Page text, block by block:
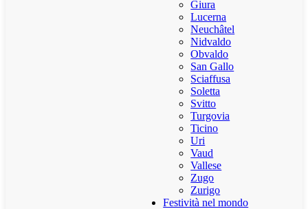
Giura
Lucerna
Neuchâtel
Nidvaldo
Obvaldo
San Gallo
Sciaffusa
Soletta
Svitto
Turgovia
Ticino
Uri
Vaud
Vallese
Zugo
Zurigo
Festività nel mondo